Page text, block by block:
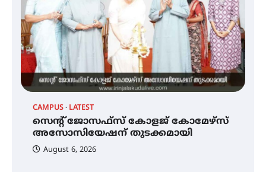
CAMPUS LATEST
സെന്റ് ജോസഫ്സ് കോളജ് കോമേഴ്‌സ്
അസോസിയേഷന് തുടക്കമായി
August 6, 2026
മെഡിക്കൽ ക്യാമ്പ്
സെന്റ് ജോസഫ്സ് കോളജ്
കോമേഴ്‌സ് അസോസിയേഷന്
തുടക്കമായി